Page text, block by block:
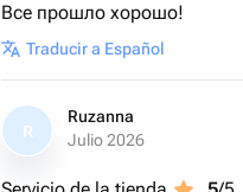
Все прошло хорошо!
Traducir a Español
R
Ruzanna
Julio 2026